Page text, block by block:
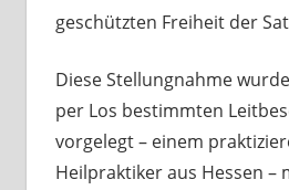
geschützten Freiheit der
Diese Stellungnahme
per Los bestimmten
vorgelegt – einem
Heilpraktiker aus Hessen –